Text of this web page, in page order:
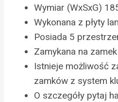
Wymiar (WxSxG)
Wykonana z płyty
Posiada 5
Zamykana na
Istnieje możliwość
zamków z system
O szczegóły pytaj